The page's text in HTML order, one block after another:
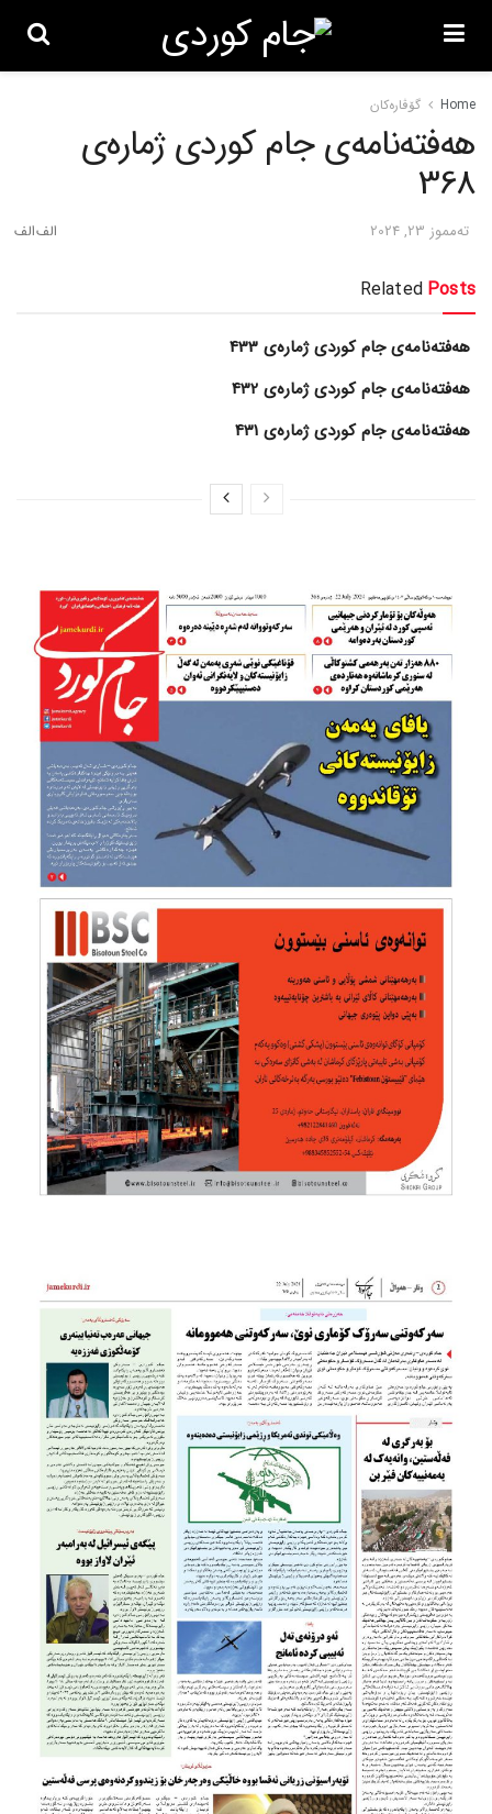
Home گۆڤاره‌کان
هەفتەنامەی جام کوردی ژمارەی
368
ته‌مموز 23, 2024
Related Posts
هەفتەنامەی جام کوردی ژمارەی 433
هەفتەنامەی جام کوردی ژمارەی 432
هەفتەنامەی جام کوردی ژمارەی 431